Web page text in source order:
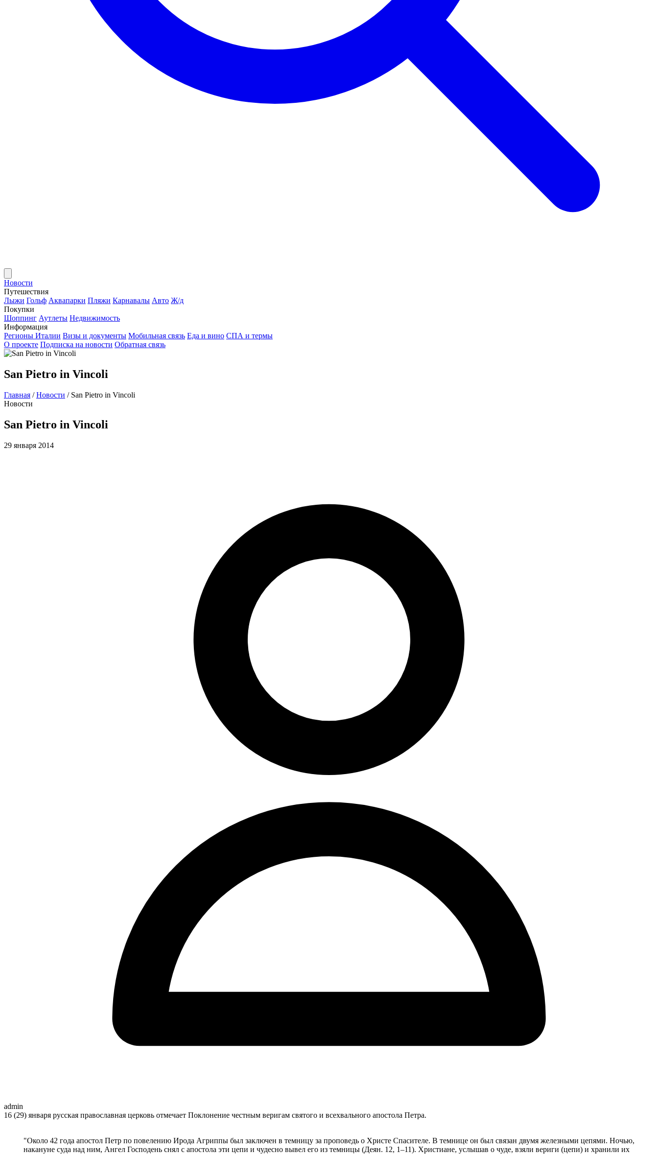
Новости
Путешествия
Лыжи Гольф Аквапарки Пляжи Карнавалы Авто Ж/д
Покупки
Шоппинг Аутлеты Недвижимость
Информация
Регионы Италии Визы и документы Мобильная связь Еда и вино СПА и термы
О проекте Подписка на новости Обратная связь
San Pietro in Vincoli
Главная / Новости / San Pietro in Vincoli
Новости
San Pietro in Vincoli
29 января 2014
admin
16 (29) января русская православная церковь отмечает Поклонение честным веригам святого и всехвального апостола Петра.
"Около 42 года апостол Петр по повелению Ирода Агриппы был заключен в темницу за проповедь о Христе Спасителе. В темнице он был связан двумя железными цепями. Ночью,
накануне суда над ним, Ангел Господень снял с апостола эти цепи и чудесно вывел его из темницы (Деян. 12, 1–11). Христиане, услышав о чуде, взяли вериги (цепи) и хранили их